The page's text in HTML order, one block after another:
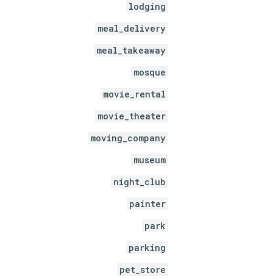
lodging
meal_delivery
meal_takeaway
mosque
movie_rental
movie_theater
moving_company
museum
night_club
painter
park
parking
pet_store